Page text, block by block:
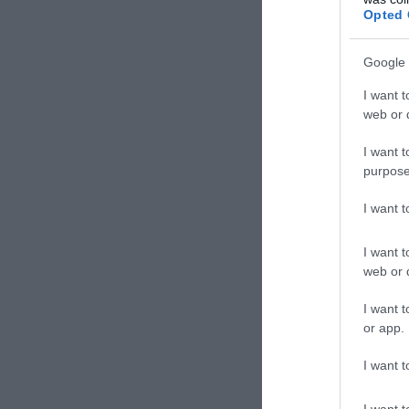
Opted
Google
I want
web or
I want
I want
I want
web or
I want
or app.
I want
ΣΧΟΛΙΑΣΤΕ